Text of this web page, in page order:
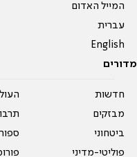
המייל האדום
עברית
English
מדורים
חדשות
מבזקים
ביטחוני
פוליטי-מדיני